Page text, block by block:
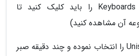
(کروشه سمت چپ Keyboards را باید کلیک کنید تا
آن مشاهده کنید)
4. گزینه Unistall device را انتخاب نموده و چند دقیقه صبر